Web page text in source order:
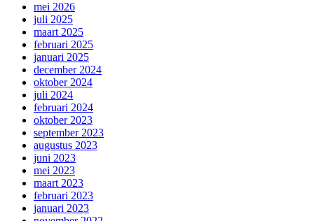
mei 2026
juli 2025
maart 2025
februari 2025
januari 2025
december 2024
oktober 2024
juli 2024
februari 2024
oktober 2023
september 2023
augustus 2023
juni 2023
mei 2023
maart 2023
februari 2023
januari 2023